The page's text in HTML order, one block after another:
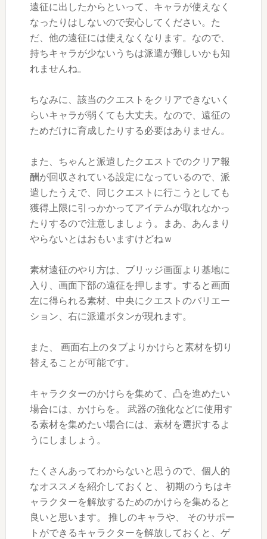
遠征に出したからといって、キャラが使えなく
なったりはしないので安心してください。た
だ、他の遠征には使えなくなります。なので、
持ちキャラが少ないうちは派遣が難しいかも知
れませんね。
ちなみに、該当のクエストをクリアできないく
らいキャラが弱くても大丈夫。なので、遠征の
ためだけに育成したりする必要はありません。
また、ちゃんと派遣したクエストでのクリア報
酬が回収されている設定になっているので、派
遣したうえで、同じクエストに行こうとしても
獲得上限に引っかかってアイテムが取れなかっ
たりするので注意しましょう。まあ、あんまり
やらないとはおもいますけどねｗ
素材遠征のやり方は、ブリッジ画面より基地に
入り、画面下部の遠征を押します。すると画面
左に得られる素材、中央にクエストのバリエー
ション、右に派遣ボタンが現れます。
また、 画面右上のタブよりかけらと素材を切り
替えることが可能です。
キャラクターのかけらを集めて、凸を進めたい
場合には、かけらを。 武器の強化などに使用す
る素材を集めたい場合には、素材を選択するよ
うにしましょう。
たくさんあってわからないと思うので、個人的
なオススメを紹介しておくと、 初期のうちはキ
ャラクターを解放するためのかけらを集めると
良いと思います。 推しのキャラや、 そのサポー
トができるキャラクターを解放しておくと、ゲ